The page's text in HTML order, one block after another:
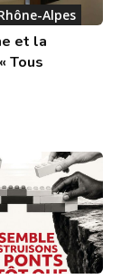
Alpes
et la
Tous